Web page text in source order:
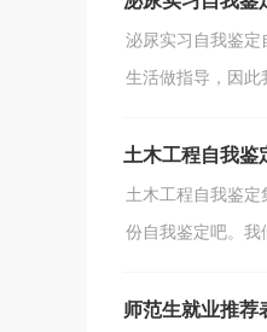
泌尿实习自我鉴定
生活做指导，因此
土木工程自我鉴
土木工程自我鉴
份自我鉴定吧。我
师范生就业推荐